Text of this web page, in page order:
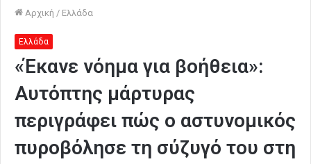
Αρχική / Ελλάδα
Ελλάδα
«Έκανε νόημα για βοήθεια»:
Αυτόπτης μάρτυρας
περιγράφει πώς ο αστυνομικός
πυροβόλησε τη σύζυγό του στη